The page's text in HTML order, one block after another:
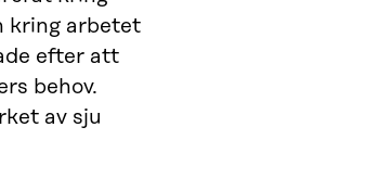
kring arbetet
efter att
behov.
av sju